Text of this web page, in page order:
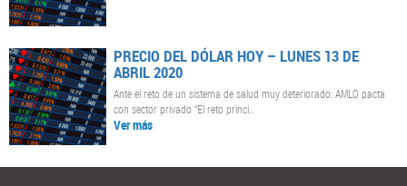
PRECIO DEL DÓLAR HOY – LUNES 13 DE
ABRIL 2020
Ante el reto de un sistema de salud muy deteriorado: AMLO pacta
con sector privado “El reto princi..
Ver más